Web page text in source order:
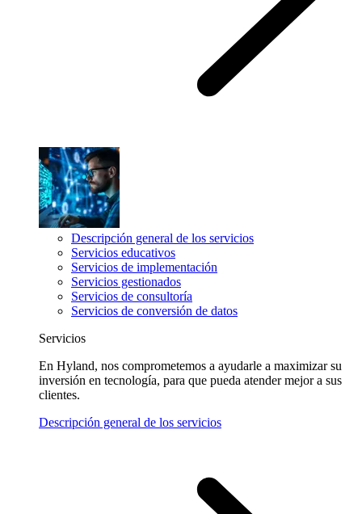
Descripción general de los servicios
Servicios educativos
Servicios de implementación
Servicios gestionados
Servicios de consultoría
Servicios de conversión de datos
Servicios
En Hyland, nos comprometemos a ayudarle a maximizar su
inversión en tecnología, para que pueda atender mejor a sus
clientes.
Descripción general de los servicios